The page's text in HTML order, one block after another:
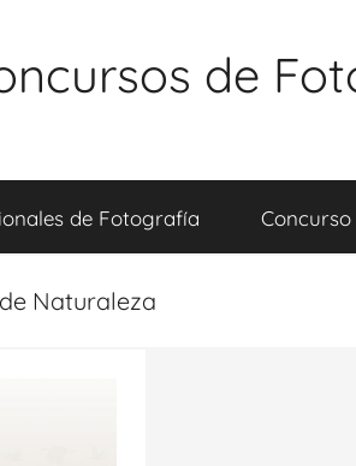
de
de Fotografía
Naturaleza